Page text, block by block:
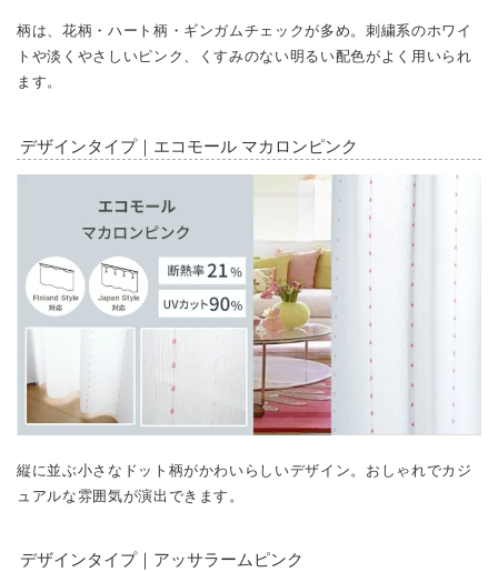
柄は、花柄・ハート柄・ギンガムチェックが多め。刺繍系のホワイ
トや淡くやさしいピンク、くすみのない明るい配色がよく用いられ
ます。
デザインタイプ｜エコモール マカロンピンク
縦に並ぶ小さなドット柄がかわいらしいデザイン。おしゃれでカジ
ュアルな雰囲気が演出できます。
デザインタイプ｜アッサラームピンク